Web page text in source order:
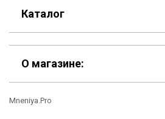
F.A.Q
Контакты
Шоурум
Материалы
Каталог
Скидки
Кошельки
Рюкзаки
О магазине:
Mneniya.Pro